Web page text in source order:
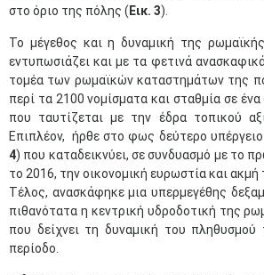
στο όριο της πόλης ( Εικ. 3).
Το μέγεθος και η δυναμική της
εντυπωσιάζει και με τα φετινά
τομέα των ρωμαϊκών καταστημάτων της
περί τα 2100 νομίσματα και σταθμία σε
που ταυτίζεται με την έδρα τοπικού
Επιπλέον, ήρθε στο φως δεύτερο
4) που καταδεικνύει, σε συνδυασμό με το
το 2016, την οικονομική ευρωστία και ακμή
Τέλος, ανασκάφηκε μια υπερμεγέθης
πιθανότατα η κεντρική υδροδοτική της
που δείχνει τη δυναμική του πληθυσμού
περίοδο.